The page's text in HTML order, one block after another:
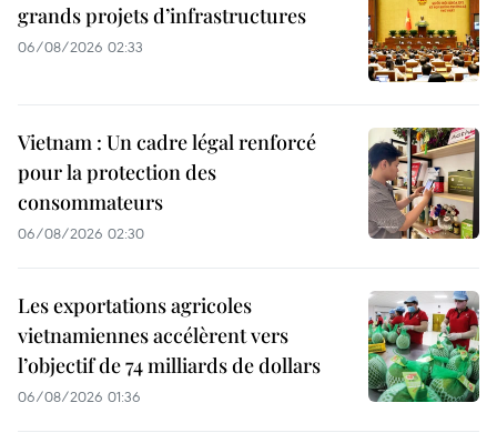
grands projets d’infrastructures
06/08/2026 02:33
Vietnam : Un cadre légal renforcé
pour la protection des
consommateurs
06/08/2026 02:30
Les exportations agricoles
vietnamiennes accélèrent vers
l’objectif de 74 milliards de dollars
06/08/2026 01:36